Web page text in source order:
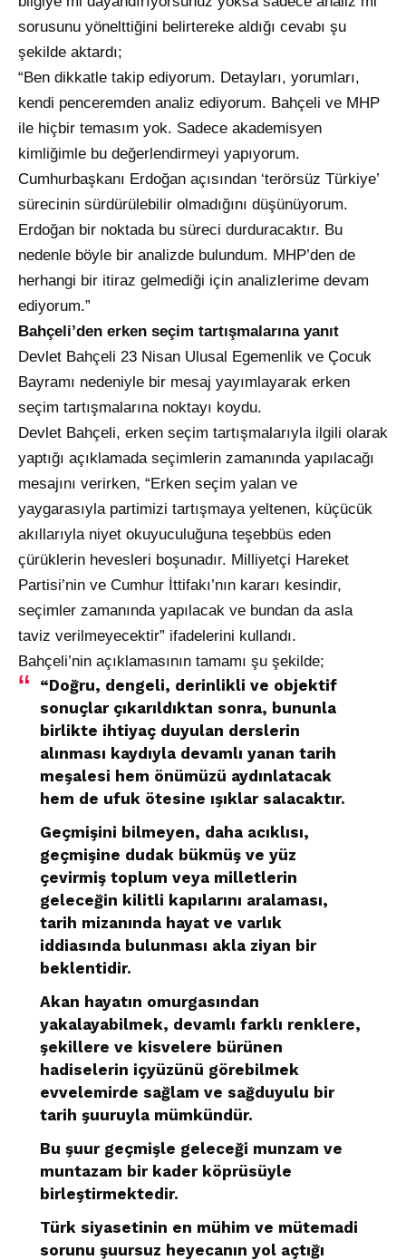
sorusunu yönelttiğini belirtereke aldığı cevabı şu
şekilde aktardı;
“Ben dikkatle takip ediyorum. Detayları, yorumları,
kendi penceremden analiz ediyorum. Bahçeli ve MHP
ile hiçbir temasım yok. Sadece akademisyen
kimliğimle bu değerlendirmeyi yapıyorum.
Cumhurbaşkanı Erdoğan açısından ‘terörsüz Türkiye’
sürecinin sürdürülebilir olmadığını düşünüyorum.
Erdoğan bir noktada bu süreci durduracaktır. Bu
nedenle böyle bir analizde bulundum. MHP’den de
herhangi bir itiraz gelmediği için analizlerime devam
ediyorum.”
Bahçeli’den erken seçim tartışmalarına yanıt
Devlet Bahçeli 23 Nisan Ulusal Egemenlik ve Çocuk
Bayramı nedeniyle bir mesaj yayımlayarak erken
seçim tartışmalarına noktayı koydu.
Devlet Bahçeli, erken seçim tartışmalarıyla ilgili olarak
yaptığı açıklamada seçimlerin zamanında yapılacağı
mesajını verirken, “Erken seçim yalan ve
yaygarasıyla partimizi tartışmaya yeltenen, küçücük
akıllarıyla niyet okuyuculuğuna teşebbüs eden
çürüklerin hevesleri boşunadır. Milliyetçi Hareket
Partisi’nin ve Cumhur İttifakı’nın kararı kesindir,
seçimler zamanında yapılacak ve bundan da asla
taviz verilmeyecektir” ifadelerini kullandı.
Bahçeli’nin açıklamasının tamamı şu şekilde;
“Doğru, dengeli, derinlikli ve objektif
sonuçlar çıkarıldıktan sonra, bununla
birlikte ihtiyaç duyulan derslerin
alınması kaydıyla devamlı yanan tarih
meşalesi hem önümüzü aydınlatacak
hem de ufuk ötesine ışıklar salacaktır.
Geçmişini bilmeyen, daha acıklısı,
geçmişine dudak bükmüş ve yüz
çevirmiş toplum veya milletlerin
geleceğin kilitli kapılarını aralaması,
tarih mizanında hayat ve varlık
iddiasında bulunması akla ziyan bir
beklentidir.
Akan hayatın omurgasından
yakalayabilmek, devamlı farklı renklere,
şekillere ve kisvelere bürünen
hadiselerin içyüzünü görebilmek
evvelemirde sağlam ve sağduyulu bir
tarih şuuruyla mümkündür.
Bu şuur geçmişle geleceği munzam ve
muntazam bir kader köprüsüyle
birleştirmektedir.
Türk siyasetinin en mühim ve mütemadi
sorunu şuursuz heyecanın yol açtığı